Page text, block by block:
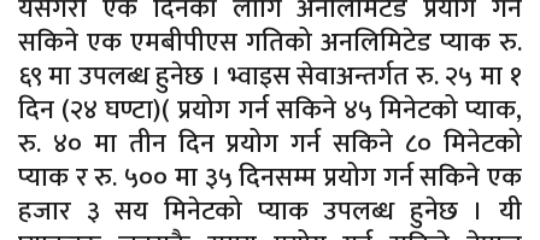
यसैगरी एक दिनका लागि अनलिमिटेड प्रयोग गर्न
सकिने एक एमबीपीएस गतिको अनलिमिटेड प्याक रु.
६९ मा उपलब्ध हुनेछ । भ्वाइस सेवाअन्तर्गत रु. २५ मा १
दिन (२४ घण्टा)( प्रयोग गर्न सकिने ४५ मिनेटको प्याक,
रु. ४० मा तीन दिन प्रयोग गर्न सकिने ८० मिनेटको
प्याक र रु. ५०० मा ३५ दिनसम्म प्रयोग गर्न सकिने एक
हजार ३ सय मिनेटको प्याक उपलब्ध हुनेछ । यी